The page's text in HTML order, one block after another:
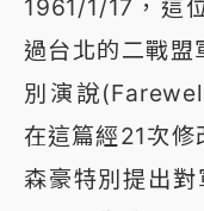
1961/1/17，這
過台北的二戰盟
別演說
在這篇經21次
森豪特別提出